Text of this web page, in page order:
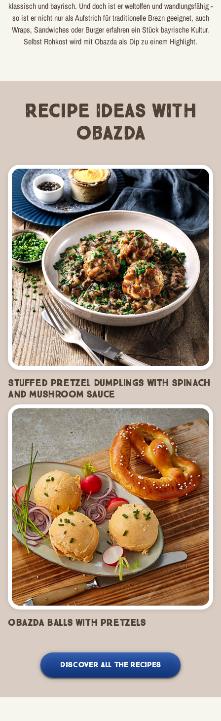
klassisch und bayrisch. Und doch ist er weltoffen und wandlungsfähig -
so ist er nicht nur als Aufstrich für traditionelle Brezn geeignet, auch
Wraps, Sandwiches oder Burger erfahren ein Stück bayrische Kultur.
Selbst Rohkost wird mit Obazda als Dip zu einem Highlight.
Recipe Ideas with
Obazda
Stuffed Pretzel Dumplings with Spinach
and Mushroom Sauce
Obazda Balls with Pretzels
DISCOVER ALL THE RECIPES